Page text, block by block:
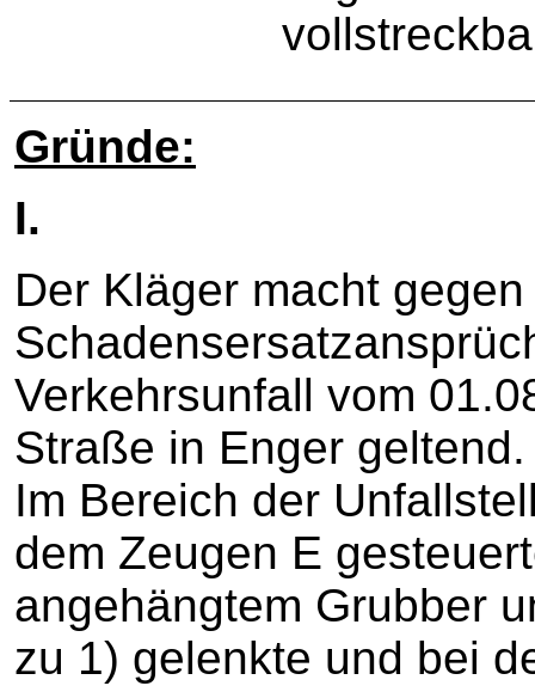
Gründe:
I.
Der Kläger macht
Verkehrsunfall vom
Straße in Enger
Im Bereich der
dem Zeugen E
angehängtem Grubber
zu 1) gelenkte und bei